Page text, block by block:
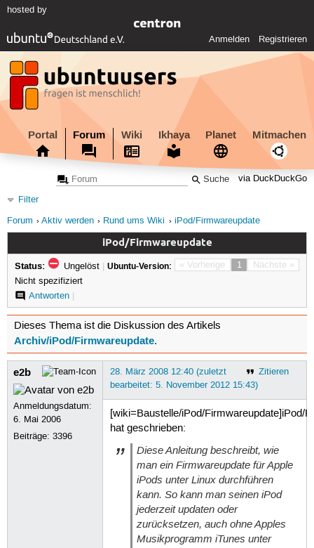
hosted by
Anmelden Registrieren
Portal Forum Wiki Ikhaya Planet Mitmachen
via DuckDuckGo
Filter
Forum
Aktiv werden Rund ums Wiki iPod/Firmwareupdate
iPod/Firmwareupdate
« Vorherige 1 Nächste »
Status: Ungelöst | Ubuntu-Version:
Nicht spezifiziert
Antworten|
Dieses Thema ist die Diskussion des Artikels
Archiv/iPod/Firmwareupdate.
e2b
Anmeldungsdatum:
6. Mai 2006
Beiträge:3396
Zitieren
28. März 2008 12:40 (zuletzt
bearbeitet: 5. November 2012 15:43)
[wiki=Baustelle/iPod/Firmwareupdate]iPod/
hat geschrieben:
Diese Anleitung beschreibt, wie
man ein Firmwareupdate für Apple
iPods unter Linux durchführen
kann. So kann man seinen iPod
jederzeit updaten oder
zurücksetzen, auch ohne Apples
Musikprogramm iTunes unter